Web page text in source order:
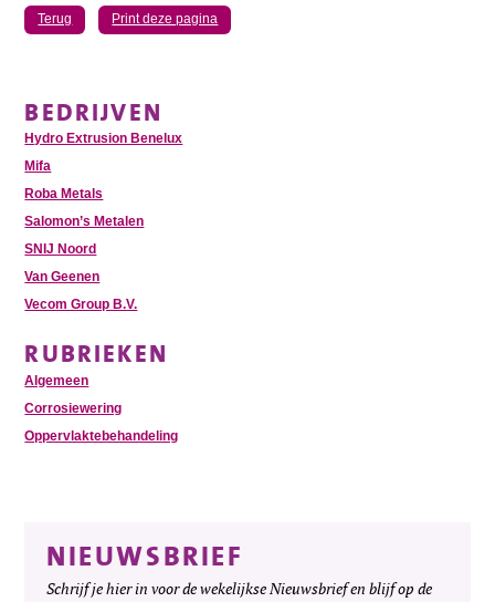
Terug Print deze pagina
BEDRIJVEN
Hydro Extrusion Benelux
Mifa
Roba Metals
Salomon’s Metalen
SNIJ Noord
Van Geenen
Vecom Group B.V.
RUBRIEKEN
Algemeen
Corrosiewering
Oppervlaktebehandeling
NIEUWSBRIEF
Schrijf je hier in voor de wekelijkse Nieuwsbrief en blijf op de